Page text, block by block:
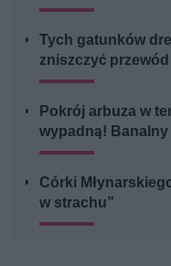
Tych gatunków
zniszczyć
Pokrój arbuza w
wypadną!
Córki
w strachu”